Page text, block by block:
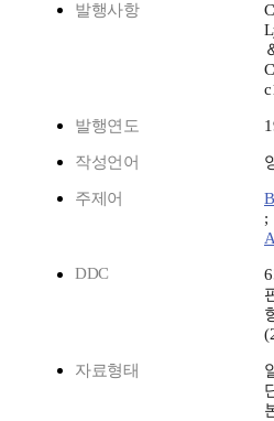
발행사항
발행연도
작성언어
주제어
;
DDC
자료형태